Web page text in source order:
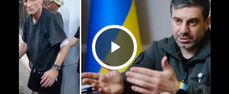
Play Video